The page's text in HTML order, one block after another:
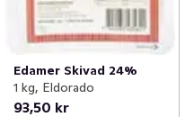
Edamer Skivad 24%
1 kg, Eldorado
93,50 kr